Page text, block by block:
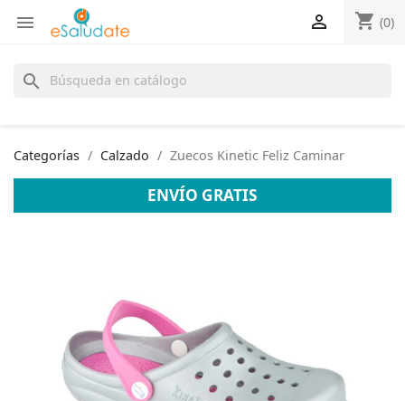
 shopping_cart (0)

search
Categorías Calzado Zuecos Kinetic Feliz Caminar
ENVÍO GRATIS